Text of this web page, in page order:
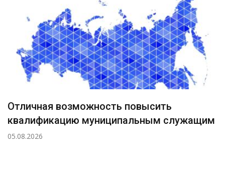
Отличная возможность повысить
квалификацию муниципальным служащим
05.08.2026